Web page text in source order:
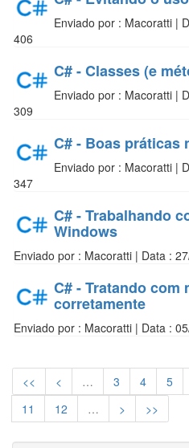
Enviado por : Macoratti |
406
C# - Classes (e
Enviado por : Macoratti |
309
C# - Boas práticas
Enviado por : Macoratti |
347
C# - Trabalhando
Windows
Enviado por : Macoratti | Data :
C# - Tratando
corretamente
Enviado por : Macoratti | Data :
<< < … 3 4 5
11
12 … > >>